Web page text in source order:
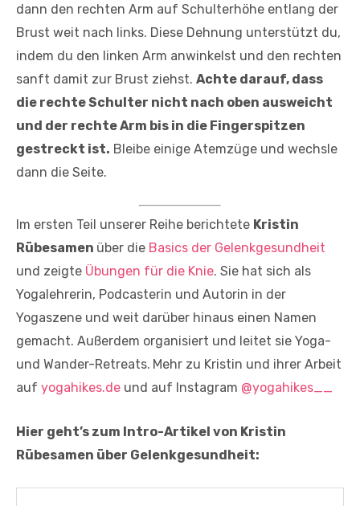
dann den rech­ten Arm auf Schulterhöhe entlang der
Brust weit nach links. Diese Dehnung unterstützt du,
indem du den linken Arm an­winkelst und den rechten
sanft damit zur Brust ziehst. Achte darauf, dass
die rechte Schulter nicht nach oben ausweicht
und der rechte Arm bis in die Fingerspitzen
gestreckt ist. Bleibe einige Atemzüge und wechsle
dann die Seite.
Im ersten Teil unserer Reihe berichtete Kristin
Rübesamen über die Basics der Gelenkgesundheit
und zeigte Übungen für die Knie. Sie hat sich als
Yogalehrerin, Podcasterin und Autorin in der
Yogaszene und weit darüber hinaus einen Namen
gemacht. Außerdem organisiert und leitet sie Yoga­
und Wander­-Retreats. Mehr zu Kristin und ihrer Arbeit
auf yogahikes.de und auf Instagram @yogahikes__
Hier geht’s zum Intro-Artikel von Kristin
Rübesamen über Gelenkgesundheit: